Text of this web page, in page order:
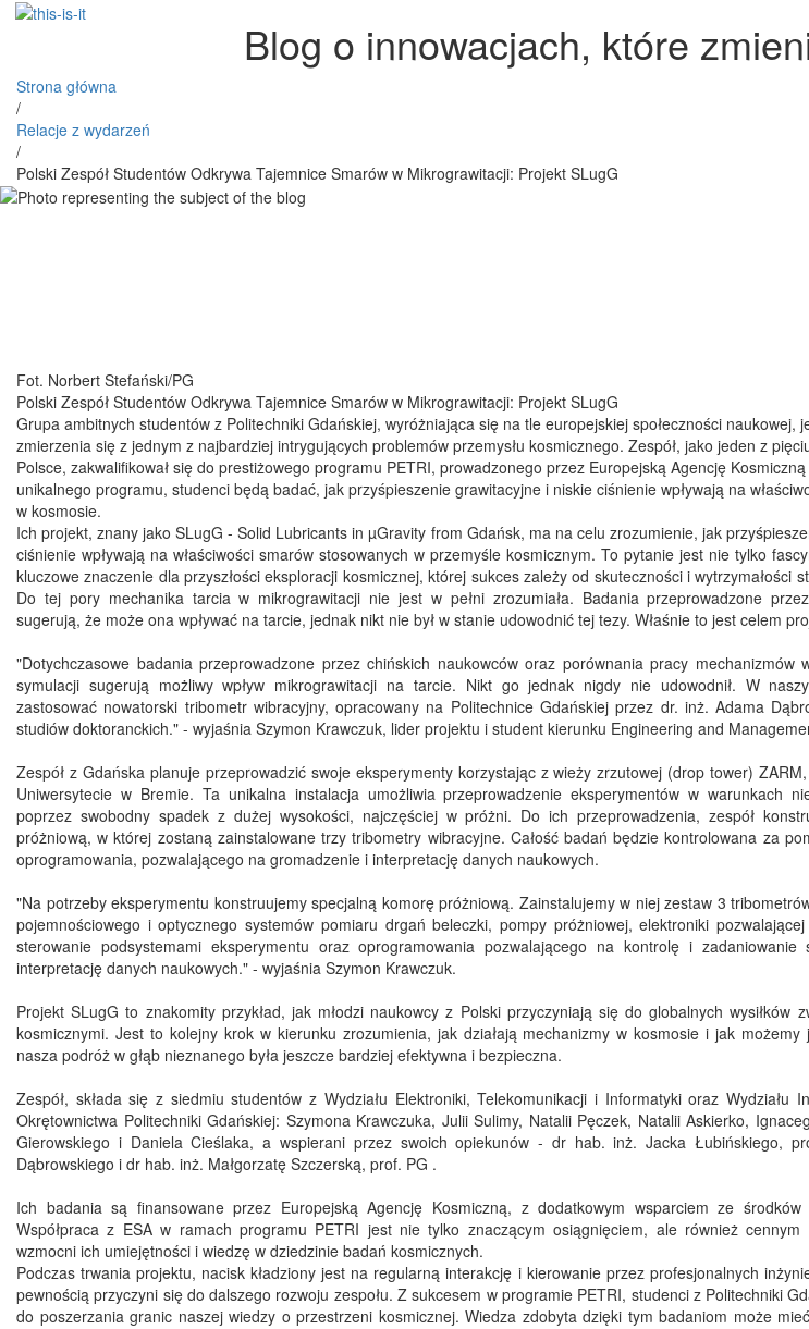
Blog o innowacjach, które
Strona główna
/
Relacje z wydarzeń
/
Polski Zespół Studentów Odkrywa Tajemnice Smarów w Mikrograwitacji: Projekt SLugG
Fot. Norbert Stefański/PG
Polski Zespół Studentów Odkrywa Tajemnice Smarów w Mikrograwitacji: Projekt SLugG
Grupa ambitnych studentów z Politechniki Gdańskiej, wyróżniająca się na tle europejskiej społeczności naukowej,
zmierzenia się z jednym z najbardziej intrygujących problemów przemysłu kosmicznego. Zespół, jako jeden z
Polsce, zakwalifikował się do prestiżowego programu PETRI, prowadzonego przez Europejską Agencję
unikalnego programu, studenci będą badać, jak przyśpieszenie grawitacyjne i niskie ciśnienie wpływają na
w kosmosie.
Ich projekt, znany jako SLugG - Solid Lubricants in µGravity from Gdańsk, ma na celu zrozumienie, jak
ciśnienie wpływają na właściwości smarów stosowanych w przemyśle kosmicznym. To pytanie jest nie tylko
kluczowe znaczenie dla przyszłości eksploracji kosmicznej, której sukces zależy od skuteczności i wytrzymałości
Do tej pory mechanika tarcia w mikrograwitacji nie jest w pełni zrozumiała. Badania przeprowadzone
sugerują, że może ona wpływać na tarcie, jednak nikt nie był w stanie udowodnić tej tezy. Właśnie to jest celem
"Dotychczasowe badania przeprowadzone przez chińskich naukowców oraz porównania pracy mechanizmów
symulacji sugerują możliwy wpływ mikrograwitacji na tarcie. Nikt go jednak nigdy nie udowodnił. W
zastosować nowatorski tribometr wibracyjny, opracowany na Politechnice Gdańskiej przez dr. inż. Adama
studiów doktoranckich." - wyjaśnia Szymon Krawczuk, lider projektu i student kierunku Engineering and
Zespół z Gdańska planuje przeprowadzić swoje eksperymenty korzystając z wieży zrzutowej (drop tower)
Uniwersytecie w Bremie. Ta unikalna instalacja umożliwia przeprowadzenie eksperymentów w warunkach
poprzez swobodny spadek z dużej wysokości, najczęściej w próżni. Do ich przeprowadzenia, zespół
próżniową, w której zostaną zainstalowane trzy tribometry wibracyjne. Całość badań będzie kontrolowana za
oprogramowania, pozwalającego na gromadzenie i interpretację danych naukowych.
"Na potrzeby eksperymentu konstruujemy specjalną komorę próżniową. Zainstalujemy w niej zestaw 3
pojemnościowego i optycznego systemów pomiaru drgań beleczki, pompy próżniowej, elektroniki
sterowanie podsystemami eksperymentu oraz oprogramowania pozwalającego na kontrolę i
interpretację danych naukowych." - wyjaśnia Szymon Krawczuk.
Projekt SLugG to znakomity przykład, jak młodzi naukowcy z Polski przyczyniają się do globalnych wysiłków
kosmicznymi. Jest to kolejny krok w kierunku zrozumienia, jak działają mechanizmy w kosmosie i jak możemy
nasza podróż w głąb nieznanego była jeszcze bardziej efektywna i bezpieczna.
Zespół, składa się z siedmiu studentów z Wydziału Elektroniki, Telekomunikacji i Informatyki oraz Wydziału
Okrętownictwa Politechniki Gdańskiej: Szymona Krawczuka, Julii Sulimy, Natalii Pęczek, Natalii Askierko,
Gierowskiego i Daniela Cieślaka, a wspierani przez swoich opiekunów - dr hab. inż. Jacka Łubińskiego,
Dąbrowskiego i dr hab. inż. Małgorzatę Szczerską, prof. PG .
Ich badania są finansowane przez Europejską Agencję Kosmiczną, z dodatkowym wsparciem ze środków
Współpraca z ESA w ramach programu PETRI jest nie tylko znaczącym osiągnięciem, ale również cennym
wzmocni ich umiejętności i wiedzę w dziedzinie badań kosmicznych.
Podczas trwania projektu, nacisk kładziony jest na regularną interakcję i kierowanie przez profesjonalnych
pewnością przyczyni się do dalszego rozwoju zespołu. Z sukcesem w programie PETRI, studenci z Politechniki
do poszerzania granic naszej wiedzy o przestrzeni kosmicznej. Wiedza zdobyta dzięki tym badaniom może